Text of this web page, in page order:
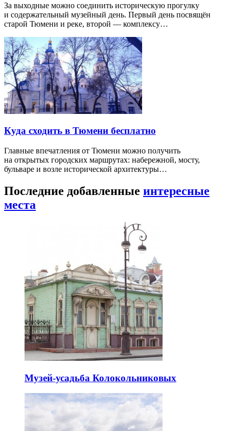
За выходные можно соединить историческую прогулку
и содержательный музейный день. Первый день посвящён
старой Тюмени и реке, второй — комплексу…
Куда сходить в Тюмени бесплатно
Главные впечатления от Тюмени можно получить
на открытых городских маршрутах: набережной, мосту,
бульваре и возле исторической архитектуры…
Последние добавленные интересные
места
Музей-усадьба Колокольниковых